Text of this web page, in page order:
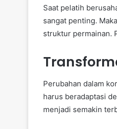
Saat pelatih
sangat penting.
struktur permainan.
Perubahan dalam
harus beradaptasi
menjadi semakin